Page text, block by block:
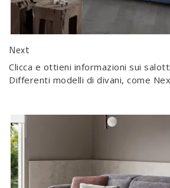
Next
Clicca e ottieni informazioni sui
Differenti modelli di divani, come